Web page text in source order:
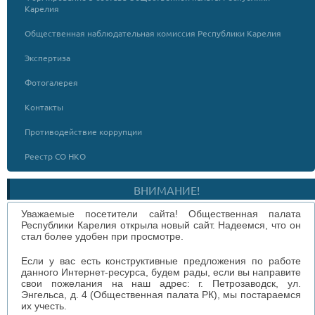
Карелия
Общественная наблюдательная комиссия Республики Карелия
Экспертиза
Фотогалерея
Контакты
Противодействие коррупции
Реестр СО НКО
ВНИМАНИЕ!
Уважаемые посетители сайта! Общественная палата
Республики Карелия открыла новый сайт. Надеемся, что он
стал более удобен при просмотре.
Если у вас есть конструктивные предложения по работе
данного Интернет-ресурса, будем рады, если вы направите
свои пожелания на наш адрес: г. Петрозаводск, ул.
Энгельса, д. 4 (Общественная палата РК), мы постараемся
их учесть.